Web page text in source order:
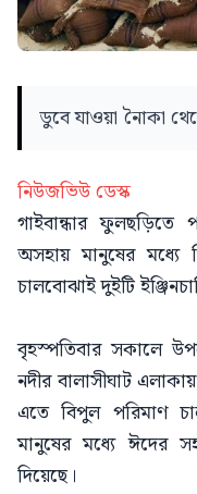
ডুবে যাওয়া নৈাকা
নিউজভিউ ডেস্ক
গাইবান্ধার
অসহায় মানুষের মধ্যে
চালবোঝাই দুইটি
বৃহস্পতিবার সকালে
নদীর বালাসীঘাট
এতে বিপুল পরিমাণ
মানুষের মধ্যে ঈদের
দিয়েছে।